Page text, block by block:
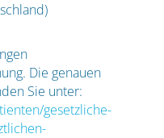
Die genauen
Sie unter:
gesetzliche-